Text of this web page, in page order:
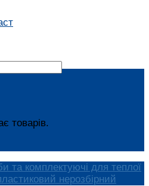
товарів.
та комплектуючі для теплої
нерозбірний